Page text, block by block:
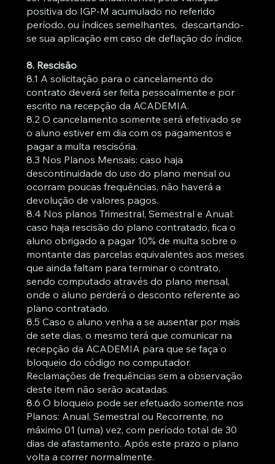
positiva do IGP-M acumulado no referido
período, ou índices semelhantes, descartando-
se sua aplicação em caso de deflação do índice.
8. Rescisão
8.1 A solicitação para o cancelamento do
contrato deverá ser feita pessoalmente e por
escrito na recepção da ACADEMIA.
8.2 O cancelamento somente será efetivado se
o aluno estiver em dia com os pagamentos e
pagar a multa rescisória.
8.3 Nos Planos Mensais: caso haja
descontinuidade do uso do plano mensal ou
ocorram poucas frequências, não haverá a
devolução de valores pagos.
8.4 Nos planos Trimestral, Semestral e Anual:
caso haja rescisão do plano contratado, fica o
aluno obrigado a pagar 10% de multa sobre o
montante das parcelas equivalentes aos meses
que ainda faltam para terminar o contrato,
sendo computado através do plano mensal,
onde o aluno perderá o desconto referente ao
plano contratado.
8.5 Caso o aluno venha a se ausentar por mais
de sete dias, o mesmo terá que comunicar na
recepção da ACADEMIA para que se faça o
bloqueio do código no computador.
Reclamações de frequências sem a observação
deste item não serão acatadas.
8.6 O bloqueio pode ser efetuado somente nos
Planos: Anual, Semestral ou Recorrente, no
máximo 01 (uma) vez, com período total de 30
dias de afastamento. Após este prazo o plano
volta a correr normalmente.